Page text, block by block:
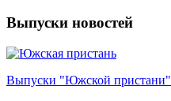
Выпуски новостей
Выпуски "Южской пристани"